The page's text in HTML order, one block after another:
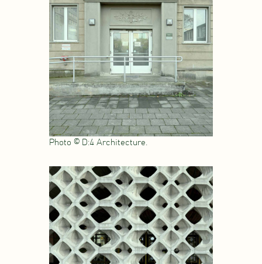
Photo © D:4 Architecture.